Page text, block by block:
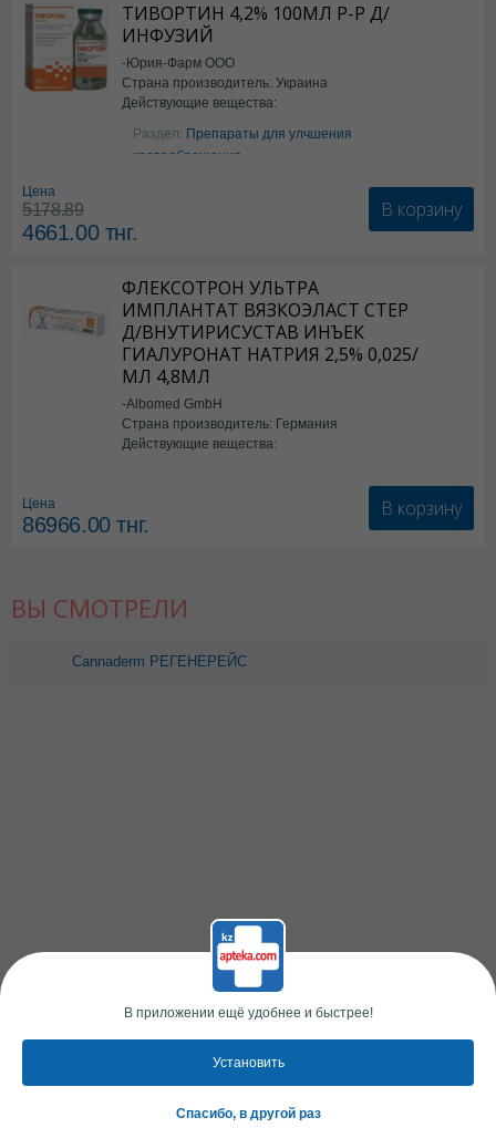
ТИВОРТИН 4,2% 100МЛ Р-Р Д/
ИНФУЗИЙ
-Юрия-Фарм ООО
Страна производитель: Украина
Действующие вещества:
Аргинин
Раздел: Препараты для улчшения
кровообращения
Цена
5178.89
4661.00тнг.
В корзину
ФЛЕКСОТРОН УЛЬТРА
ИМПЛАНТАТ ВЯЗКОЭЛАСТ СТЕР
Д/ВНУТИРИСУСТАВ ИНЪЕК
ГИАЛУРОНАТ НАТРИЯ 2,5% 0,025/
МЛ 4,8МЛ
-Albomed GmbH
Страна производитель: Германия
Действующие вещества:
Цена
86966.00тнг.
В корзину
ВЫ СМОТРЕЛИ
Cannaderm РЕГЕНЕРЕЙС
В приложении ещё удобнее и быстрее!
Установить
Спасибо, в другой раз